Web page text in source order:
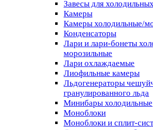
Завесы для
Камеры
Камеры холодильные/
Конденсаторы
Лари и лари-бонеты
морозильные
Лари охлаждаемые
Лиофильные камеры
Льдогенераторы
гранулированного льда
Минибары холодильные
Моноблоки
Моноблоки и сплит-